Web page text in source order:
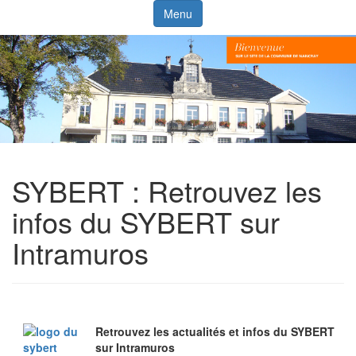
Menu
SYBERT : Retrouvez les
infos du SYBERT sur
Intramuros
Retrouvez les actualités et infos du SYBERT
sur Intramuros